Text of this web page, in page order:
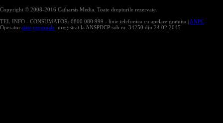
Copyright © 2008-2016 Catharsis Media. Toate drepturile rezervate.
TEL INFO - CONSUMATOR: 0800 080 999 - linie telefonica cu apelare gratuita | ANPC
Operator date personale inregistrat la ANSPDCP sub nr. 34250 din 24.02.2015